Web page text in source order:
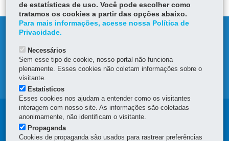
MAPA DO SITE
DENUNCIE CORRUPÇÃO
OUVIDORIA
Navegação
principal
de estatísticas de uso. Você pode escolher como
tratamos os cookies a partir das opções abaixo.
Para mais informações, acesse nossa Política de
Privacidade.
Necessários
Sem esse tipo de cookie, nosso portal não funciona
plenamente. Esses cookies não coletam informações sobre o
visitante.
Estatísticos
Esses cookies nos ajudam a entender como os visitantes
interagem com nosso site. As informações são coletadas
anonimamente, não identificam o visitante.
Propaganda
Cookies de propaganda são usados para rastrear preferências